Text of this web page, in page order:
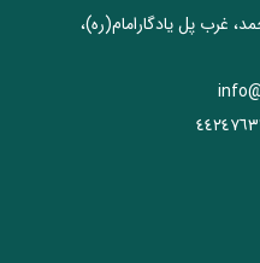
غرب پل يادگار‌امام(ره)‌،